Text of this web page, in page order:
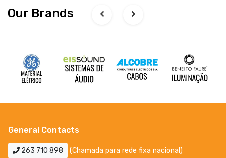
Our Brands
General Contacts
263 710 898 (Chamada para rede fixa nacional)